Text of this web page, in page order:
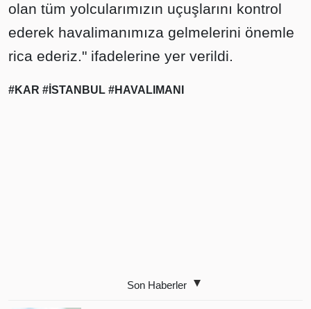
olan tüm yolcularımızın uçuşlarını kontrol
ederek havalimanımıza gelmelerini önemle
rica ederiz." ifadelerine yer verildi.
#KAR #İSTANBUL #HAVALIMANI
Son Haberler